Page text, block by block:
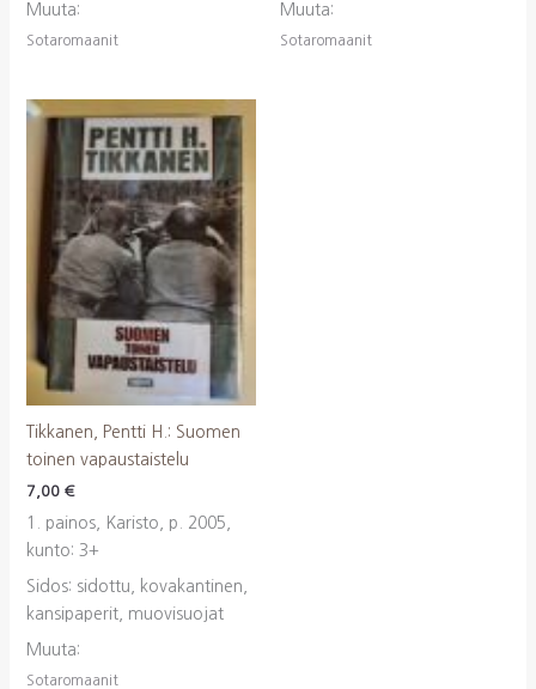
Muuta:
Sotaromaanit
Muuta:
Sotaromaanit
Tikkanen, Pentti H.: Suomen
toinen vapaustaistelu
7,00 €
1. painos, Karisto, p. 2005,
kunto: 3+
Sidos: sidottu, kovakantinen,
kansipaperit, muovisuojat
Muuta:
Sotaromaanit